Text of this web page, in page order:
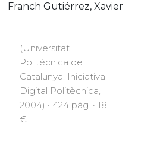
Franch Gutiérrez, Xavier
(Universitat
Politècnica de
Catalunya. Iniciativa
Digital Politècnica,
2004) · 424 pàg. · 18
€